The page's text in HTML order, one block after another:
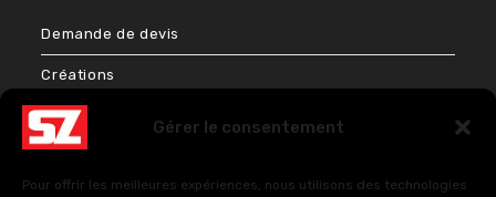
Gérer le consentement
Pour offrir les meilleures expériences, nous utilisons des technologies
Demande de devis
Créations
Bien-être & Couleurs